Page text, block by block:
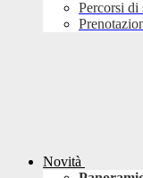
Percorsi di
Novità